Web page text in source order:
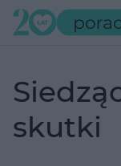
siedzący tryb życia
skutki